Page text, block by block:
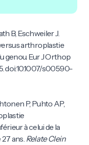
B, Eschweiler J.
arthroplastie
genou. Eur J Orthop
doi:10.1007/s00590-
P, Puhto AP,
à celui de la
ans. Relate Clein